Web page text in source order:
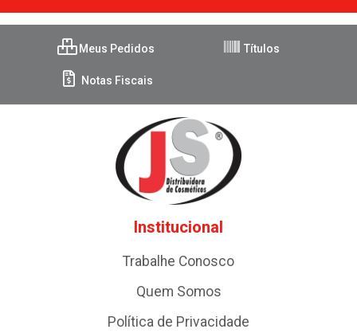
Meus Pedidos Títulos
Notas Fiscais
Institucional
Trabalhe Conosco
Quem Somos
Política de Privacidade